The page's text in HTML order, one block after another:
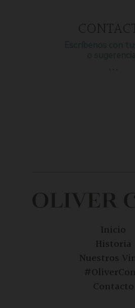
Inicio
Historia
Nuestros
Contacto